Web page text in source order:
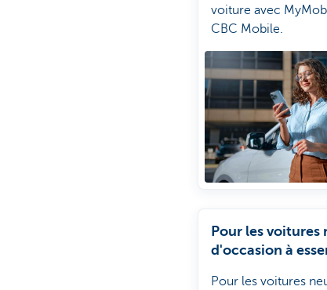
voiture avec
CBC Mobile.
Pour les voitures
d'occasion à
Pour les voitures